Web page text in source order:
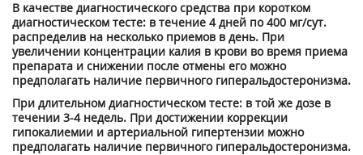
В качестве диагностического средства при коротком
диагностическом тесте: в течение 4 дней по 400 мг/сут.
распределив на несколько приемов в день. При
увеличении концентрации калия в крови во время приема
препарата и снижении после отмены его можно
предполагать наличие первичного гиперальдостеронизма.
При длительном диагностическом тесте: в той же дозе в
течении 3-4 недель. При достижении коррекции
гипокалиемии и артериальной гипертензии можно
предполагать наличие первичного гиперальдостеронизма.